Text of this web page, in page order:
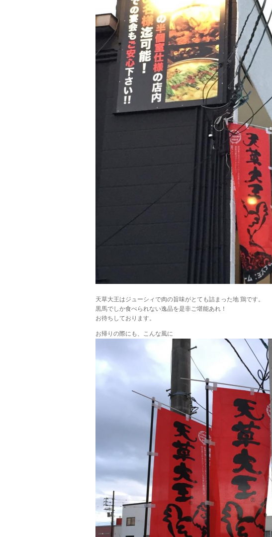
天草大王はジューシィで肉の旨味がとても詰まった地 鶏です。
黒馬でしか食べられない逸品を是非ご堪能あれ！
お待ちしております。
お帰りの際にも、こんな風に